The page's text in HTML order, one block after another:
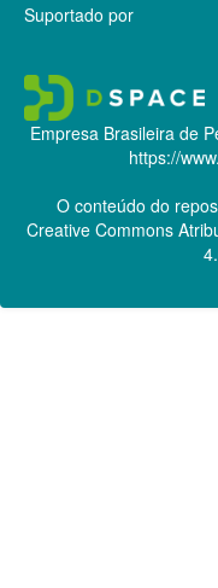
Suportado por
Empresa Brasileira de
https://
O conteúdo do
Creative Commons